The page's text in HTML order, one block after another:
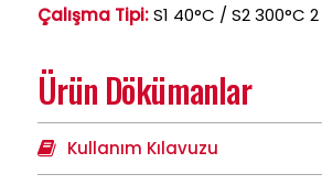
Çalışma Tipi:S1 40°C / S2 300°C
Ürün Dökümanlar
Kullanım Kılavuzu